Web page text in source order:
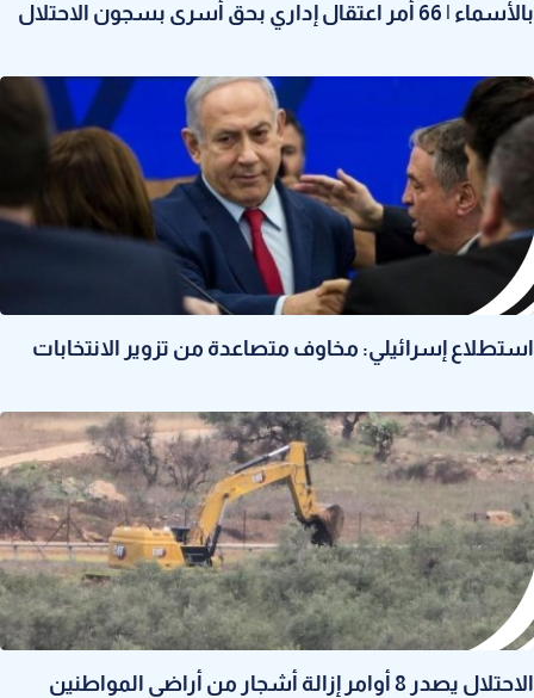
بالأسماء | 66 أمر اعتقال إداري بحق أسرى بسجون الاحتلال
استطلاع إسرائيلي: مخاوف متصاعدة من تزوير الانتخابات
الاحتلال يصدر 8 أوامر إزالة أشجار من أراضي المواطنين